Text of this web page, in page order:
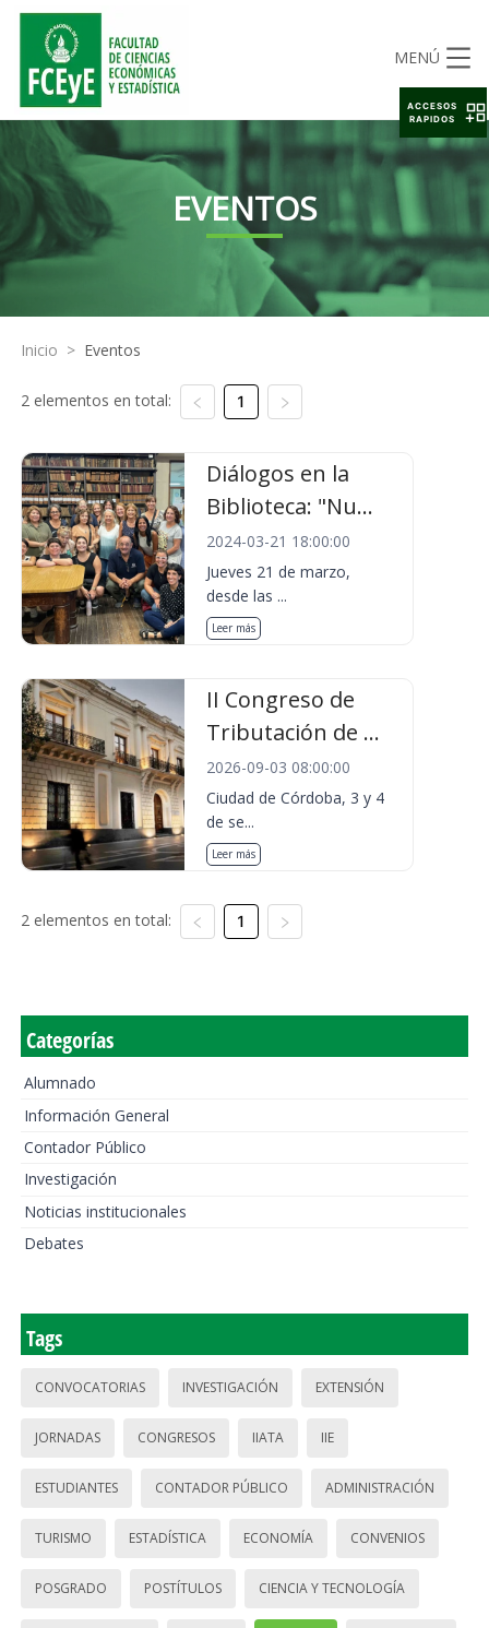
MENÚ
EVENTOS
Inicio > Eventos
2 elementos en total: 1
Diálogos en la
Biblioteca: "Nu...
2024-03-21 18:00:00
Jueves 21 de marzo,
desde las ...
Leer más
II Congreso de
Tributación de ...
2026-09-03 08:00:00
Ciudad de Córdoba, 3 y 4
de se...
Leer más
2 elementos en total: 1
Categorías
Alumnado
Información General
Contador Público
Investigación
Noticias institucionales
Debates
Tags
CONVOCATORIAS INVESTIGACIÓN EXTENSIÓN
JORNADAS CONGRESOS IIATA IIE
ESTUDIANTES CONTADOR PÚBLICO ADMINISTRACIÓN
TURISMO ESTADÍSTICA ECONOMÍA CONVENIOS
POSGRADO POSTÍTULOS CIENCIA Y TECNOLOGÍA
ACCESOS
RAPIDOS